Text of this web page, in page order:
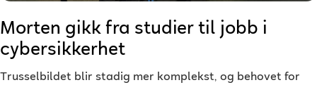
Morten gikk fra studier til jobb i
cybersikkerhet
Trusselbildet blir stadig mer komplekst, og behovet for